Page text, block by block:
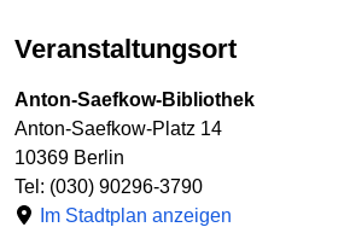
Veranstaltungsort
Anton-Saefkow-Bibliothek
Anton-Saefkow-Platz 14
10369 Berlin
Tel: (030) 90296-3790
Im Stadtplan anzeigen